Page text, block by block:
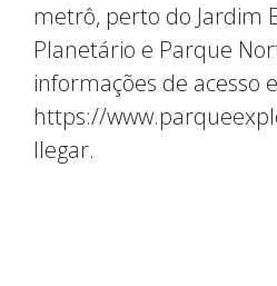
metrô, perto do Jardim
Planetário e Parque
informações de acesso
https://
llegar.